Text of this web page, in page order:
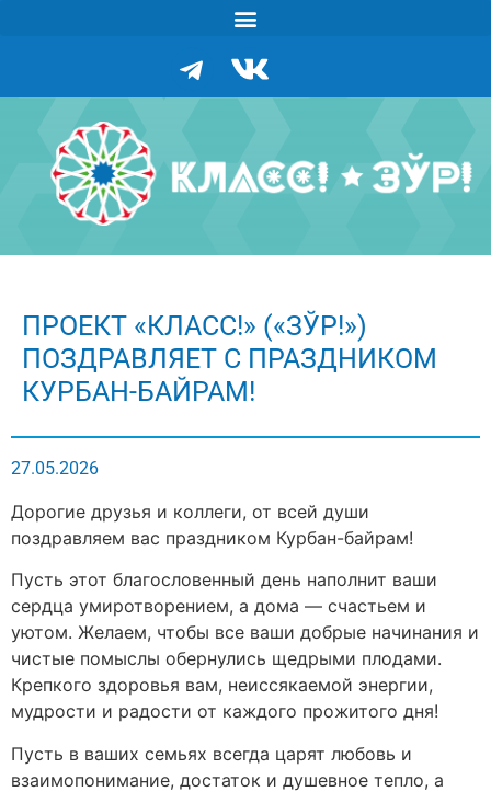
ПРОЕКТ «КЛАСС!» («ЗЎР!»)
ПОЗДРАВЛЯЕТ С ПРАЗДНИКОМ
КУРБАН-БАЙРАМ!
27.05.2026
Дорогие друзья и коллеги, от всей души
поздравляем вас праздником Курбан-байрам!
Пусть этот благословенный день наполнит ваши
сердца умиротворением, а дома — счастьем и
уютом. Желаем, чтобы все ваши добрые начинания и
чистые помыслы обернулись щедрыми плодами.
Крепкого здоровья вам, неиссякаемой энергии,
мудрости и радости от каждого прожитого дня!
Пусть в ваших семьях всегда царят любовь и
взаимопонимание, достаток и душевное тепло, а